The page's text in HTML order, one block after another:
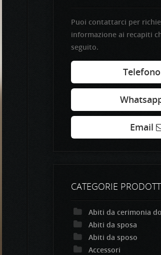
Puoi contattarci per
informazione ai recapiti
seguito.
Telefono
Email
CATEGORIE
Abiti da cerimonia
Abiti da sposa
Abiti da sposo
Accessori